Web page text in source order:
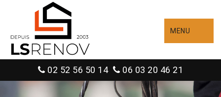
MENU
02 52 56 50 14 06 03 20 46 21